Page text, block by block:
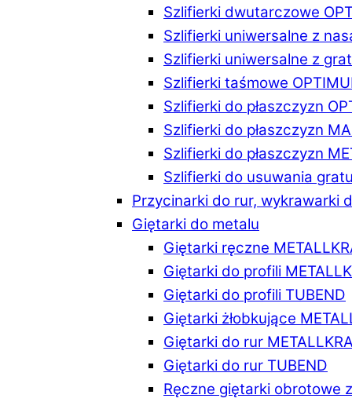
Szlifierki dwutarczowe
Szlifierki uniwersalne z
Szlifierki uniwersalne z
Szlifierki taśmowe
Szlifierki do płaszczyzn
Szlifierki do płaszczyzn
Szlifierki do płaszczyzn
Szlifierki do usuwania
Przycinarki do rur, wykrawarki
Giętarki do metalu
Giętarki ręczne
Giętarki do profili
Giętarki do profili TUBEND
Giętarki żłobkujące
Giętarki do rur
Giętarki do rur TUBEND
Ręczne giętarki obrotowe